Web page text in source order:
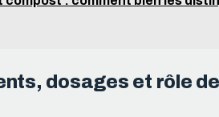
dosages et rôle